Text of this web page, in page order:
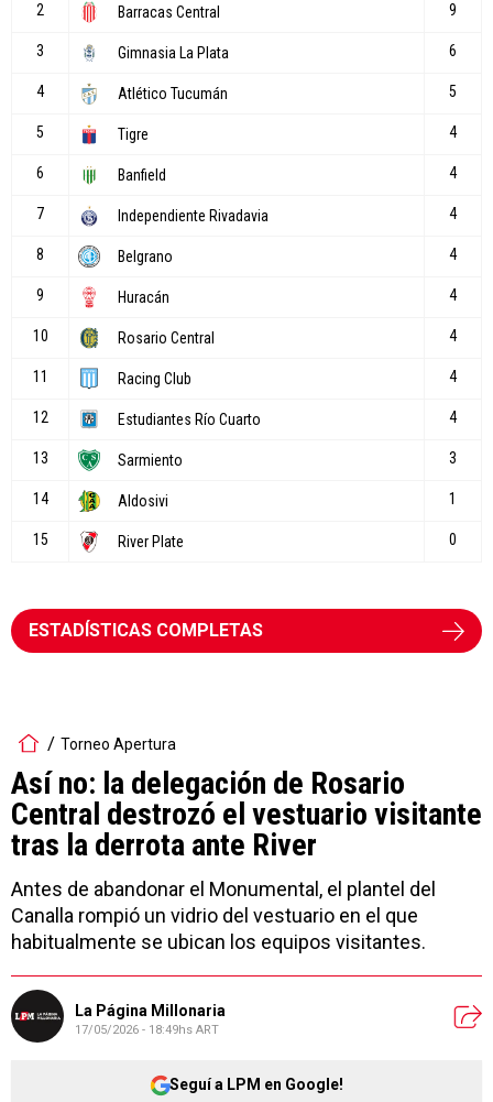
ESTADÍSTICAS COMPLETAS
Torneo Apertura
Así no: la delegación de Rosario
Central destrozó el vestuario visitante
tras la derrota ante River
Antes de abandonar el Monumental, el plantel del
Canalla rompió un vidrio del vestuario en el que
habitualmente se ubican los equipos visitantes.
La Página Millonaria
17/05/2026 - 18:49hs ART
Seguí a LPM en Google!